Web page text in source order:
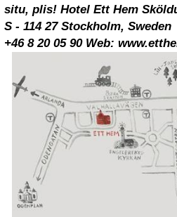
situ, plis! Hotel Ett Hem
S - 114 27 Stockholm, Sweden
+46 8 20 05 90 Web: